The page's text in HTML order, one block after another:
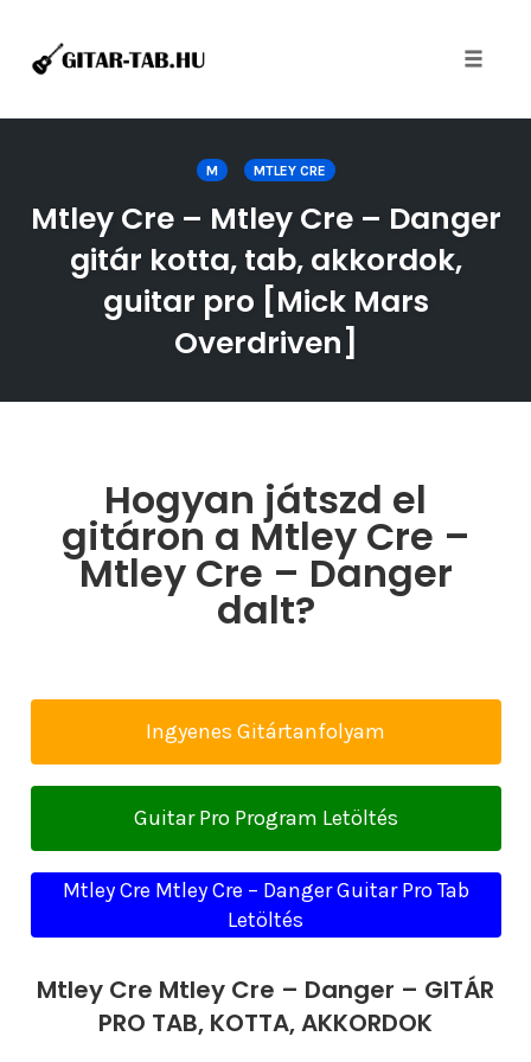
M MTLEY CRE
Mtley Cre – Mtley Cre – Danger
gitár kotta, tab, akkordok,
guitar pro [Mick Mars
Overdriven]
Hogyan játszd el
gitáron a Mtley Cre –
Mtley Cre – Danger
dalt?
Ingyenes Gitártanfolyam
Guitar Pro Program Letöltés
Mtley Cre Mtley Cre – Danger Guitar Pro Tab
Letöltés
Mtley Cre Mtley Cre – Danger – GITÁR
PRO TAB, KOTTA, AKKORDOK